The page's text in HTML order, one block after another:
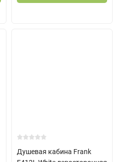
Душевая кабина Frank